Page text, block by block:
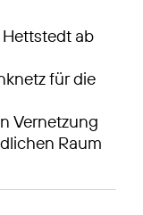
ab
für die
Vernetzung
Raum